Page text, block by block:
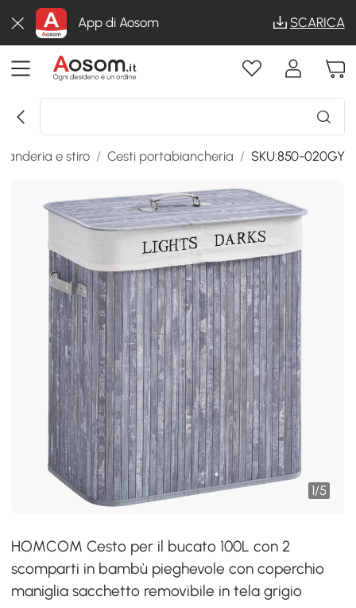
App di Aosom SCARICA
e stiro / Cesti portabiancheria / SKU:850-020GY
1/5
HOMCOM Cesto per il bucato 100L con 2
scomparti in bambù pieghevole con coperchio
maniglia sacchetto removibile in tela grigio